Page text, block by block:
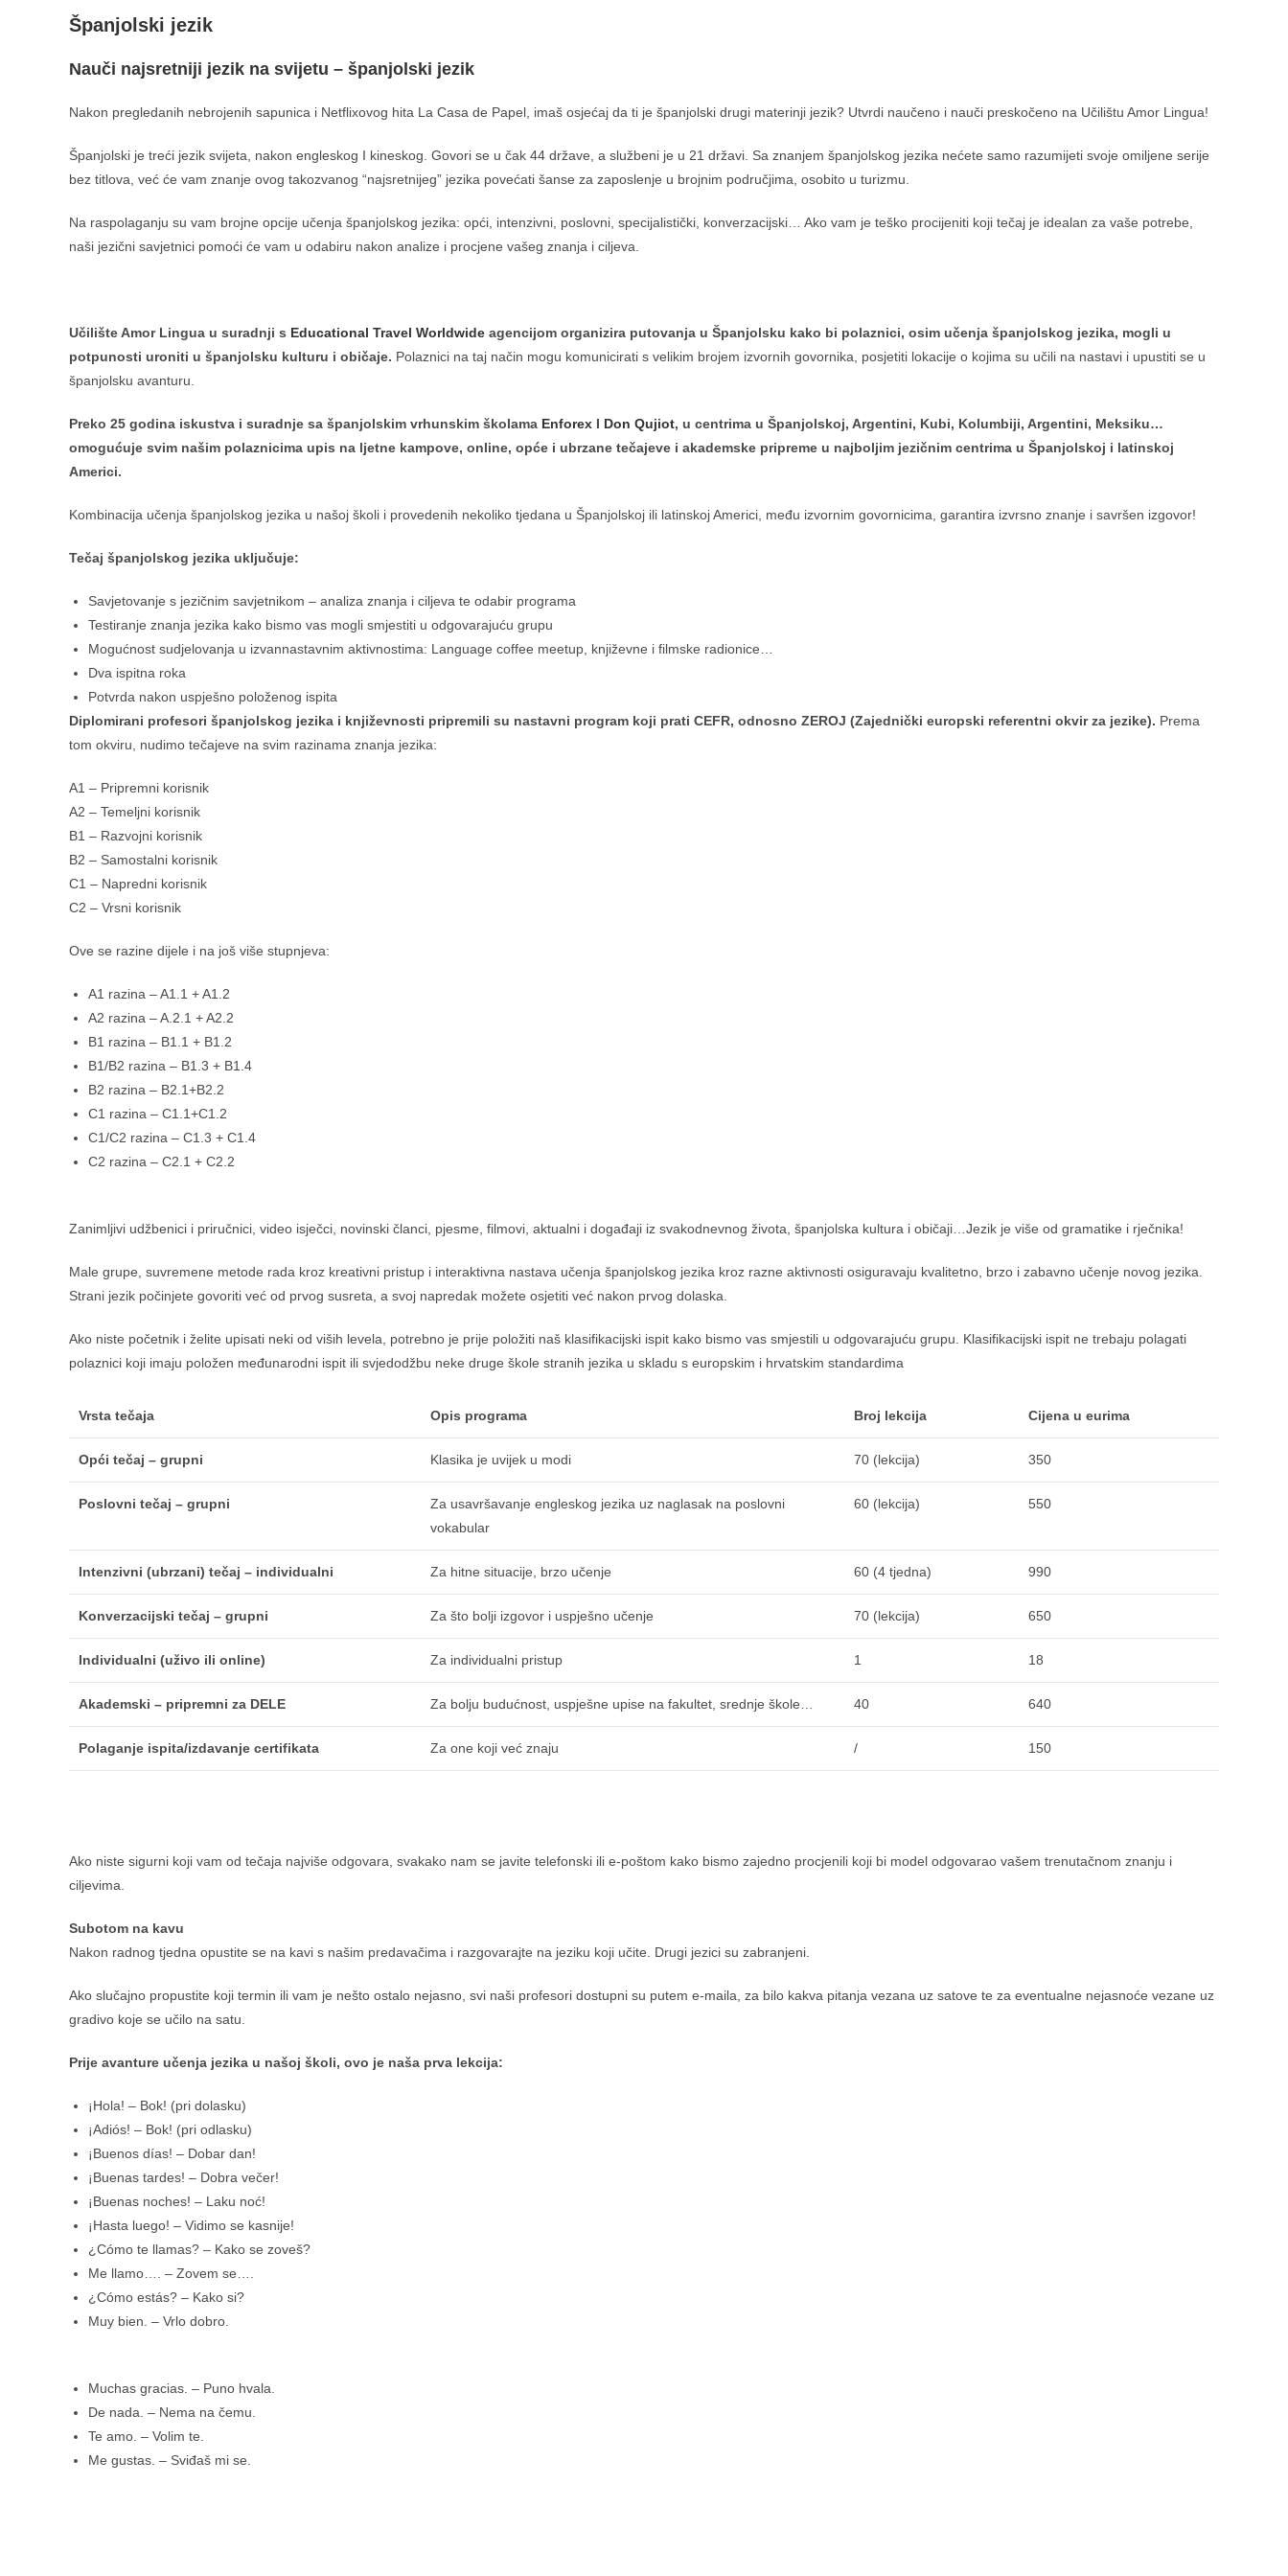
Španjolski jezik
Nauči najsretniji jezik na svijetu – španjolski jezik
Nakon pregledanih nebrojenih sapunica i Netflixovog hita La Casa de Papel, imaš osjećaj da ti je španjolski drugi materinji jezik? Utvrdi naučeno i nauči preskočeno na Učilištu Amor Lingua!
Španjolski je treći jezik svijeta, nakon engleskog I kineskog. Govori se u čak 44 države, a službeni je u 21 državi. Sa znanjem španjolskog jezika nećete samo razumijeti svoje omiljene serije
bez titlova, već će vam znanje ovog takozvanog “najsretnijeg” jezika povećati šanse za zaposlenje u brojnim područjima, osobito u turizmu.
Na raspolaganju su vam brojne opcije učenja španjolskog jezika: opći, intenzivni, poslovni, specijalistički, konverzacijski… Ako vam je teško procijeniti koji tečaj je idealan za vaše potrebe,
naši jezični savjetnici pomoći će vam u odabiru nakon analize i procjene vašeg znanja i ciljeva.
Učilište Amor Lingua u suradnji s Educational Travel Worldwide agencijom organizira putovanja u Španjolsku kako bi polaznici, osim učenja španjolskog jezika, mogli u
potpunosti uroniti u španjolsku kulturu i običaje. Polaznici na taj način mogu komunicirati s velikim brojem izvornih govornika, posjetiti lokacije o kojima su učili na nastavi i upustiti se u
španjolsku avanturu.
Preko 25 godina iskustva i suradnje sa španjolskim vrhunskim školama Enforex I Don Qujiot, u centrima u Španjolskoj, Argentini, Kubi, Kolumbiji, Argentini, Meksiku…
omogućuje svim našim polaznicima upis na ljetne kampove, online, opće i ubrzane tečajeve i akademske pripreme u najboljim jezičnim centrima u Španjolskoj i latinskoj
Americi.
Kombinacija učenja španjolskog jezika u našoj školi i provedenih nekoliko tjedana u Španjolskoj ili latinskoj Americi, među izvornim govornicima, garantira izvrsno znanje i savršen izgovor!
Tečaj španjolskog jezika uključuje:
Savjetovanje s jezičnim savjetnikom – analiza znanja i ciljeva te odabir programa
Testiranje znanja jezika kako bismo vas mogli smjestiti u odgovarajuću grupu
Mogućnost sudjelovanja u izvannastavnim aktivnostima: Language coffee meetup, književne i filmske radionice…
Dva ispitna roka
Potvrda nakon uspješno položenog ispita
Diplomirani profesori španjolskog jezika i književnosti pripremili su nastavni program koji prati CEFR, odnosno ZEROJ (Zajednički europski referentni okvir za jezike). Prema
tom okviru, nudimo tečajeve na svim razinama znanja jezika:
A1 – Pripremni korisnik
A2 – Temeljni korisnik
B1 – Razvojni korisnik
B2 – Samostalni korisnik
C1 – Napredni korisnik
C2 – Vrsni korisnik
Ove se razine dijele i na još više stupnjeva:
A1 razina – A1.1 + A1.2
A2 razina – A.2.1 + A2.2
B1 razina – B1.1 + B1.2
B1/B2 razina – B1.3 + B1.4
B2 razina – B2.1+B2.2
C1 razina – C1.1+C1.2
C1/C2 razina – C1.3 + C1.4
C2 razina – C2.1 + C2.2
Zanimljivi udžbenici i priručnici, video isječci, novinski članci, pjesme, filmovi, aktualni i događaji iz svakodnevnog života, španjolska kultura i običaji…Jezik je više od gramatike i rječnika!
Male grupe, suvremene metode rada kroz kreativni pristup i interaktivna nastava učenja španjolskog jezika kroz razne aktivnosti osiguravaju kvalitetno, brzo i zabavno učenje novog jezika.
Strani jezik počinjete govoriti već od prvog susreta, a svoj napredak možete osjetiti već nakon prvog dolaska.
Ako niste početnik i želite upisati neki od viših levela, potrebno je prije položiti naš klasifikacijski ispit kako bismo vas smjestili u odgovarajuću grupu. Klasifikacijski ispit ne trebaju polagati
polaznici koji imaju položen međunarodni ispit ili svjedodžbu neke druge škole stranih jezika u skladu s europskim i hrvatskim standardima
Vrsta tečaja Opis programa Broj lekcija Cijena u eurima
Opći tečaj – grupni Klasika je uvijek u modi 70 (lekcija) 350
Poslovni tečaj – grupni
Za usavršavanje engleskog jezika uz naglasak na poslovni
vokabular
60 (lekcija) 550
Intenzivni (ubrzani) tečaj – individualni Za hitne situacije, brzo učenje 60 (4 tjedna) 990
Konverzacijski tečaj – grupni Za što bolji izgovor i uspješno učenje 70 (lekcija) 650
Individualni (uživo ili online) Za individualni pristup 1 18
Akademski – pripremni za DELE Za bolju budućnost, uspješne upise na fakultet, srednje škole… 40 640
Polaganje ispita/izdavanje certifikata Za one koji već znaju / 150
Ako niste sigurni koji vam od tečaja najviše odgovara, svakako nam se javite telefonski ili e-poštom kako bismo zajedno procjenili koji bi model odgovarao vašem trenutačnom znanju i
ciljevima.
Subotom na kavu
Nakon radnog tjedna opustite se na kavi s našim predavačima i razgovarajte na jeziku koji učite. Drugi jezici su zabranjeni.
Ako slučajno propustite koji termin ili vam je nešto ostalo nejasno, svi naši profesori dostupni su putem e-maila, za bilo kakva pitanja vezana uz satove te za eventualne nejasnoće vezane uz
gradivo koje se učilo na satu.
Prije avanture učenja jezika u našoj školi, ovo je naša prva lekcija:
¡Hola! – Bok! (pri dolasku)
¡Adiós! – Bok! (pri odlasku)
¡Buenos días! – Dobar dan!
¡Buenas tardes! – Dobra večer!
¡Buenas noches! – Laku noć!
¡Hasta luego! – Vidimo se kasnije!
¿Cómo te llamas? – Kako se zoveš?
Me llamo…. – Zovem se….
¿Cómo estás? – Kako si?
Muy bien. – Vrlo dobro.
Muchas gracias. – Puno hvala.
De nada. – Nema na čemu.
Te amo. – Volim te.
Me gustas. – Sviđaš mi se.